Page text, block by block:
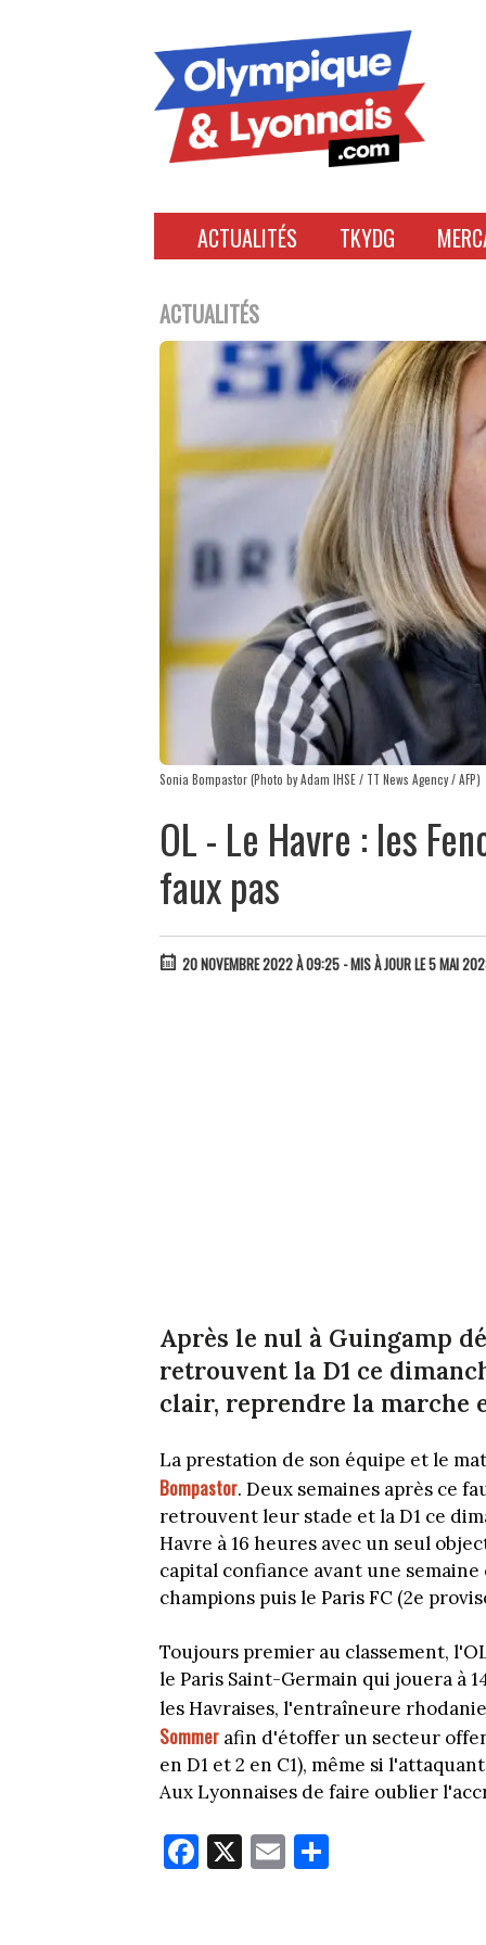
ACTUALITÉS TKYDG
ACTUALITÉS
Sonia Bompastor (Photo by Adam IHSE / TT News Agency / AFP)
OL - Le Havre : les
faux pas
20 NOVEMBRE 2022 À 09:25 - MIS À JOUR LE 5 MAI
Après le nul à Guingamp
retrouvent la D1 ce
clair, reprendre la marche
La prestation de son équipe et le
Bompastor. Deux semaines après ce
retrouvent leur stade et la D1 ce
Havre à 16 heures avec un seul
capital confiance avant une
champions puis le Paris FC (2e
Toujours premier au classement,
le Paris Saint-Germain qui jouera à
les Havraises, l'entraîneure
Sommer afin d'étoffer un secteur
en D1 et 2 en C1), même si
Aux Lyonnaises de faire oublier
Fa
ce
X E
m